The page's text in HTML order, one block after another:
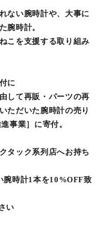
ない腕時計や、大事に
腕時計。
こを支援する取り組み
に
して再販・パーツの再
ただいた腕時計の売り
事業］に寄付。
タック系列店へお持ち
腕時計1本を10%OFF致
い